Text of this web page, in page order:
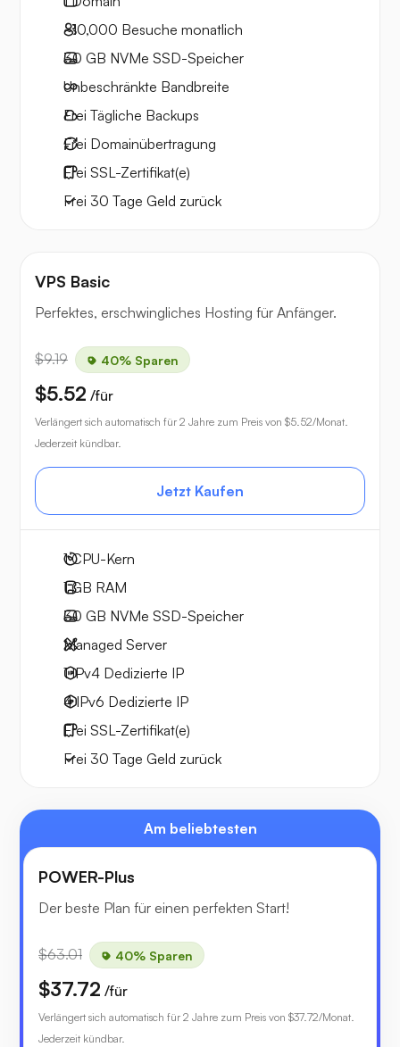
~10,000 Besuche monatlich
30 GB NVMe SSD-Speicher
Unbeschränkte Bandbreite
Frei Tägliche Backups
Frei Domainübertragung
Frei SSL-Zertifikat(e)
Frei 30 Tage Geld zurück
VPS Basic
Perfektes, erschwingliches Hosting für Anfänger.
$9.19 40% Sparen
$5.52 /für
Verlängert sich automatisch für 2 Jahre zum Preis von $5.52/Monat.
Jederzeit kündbar.
Jetzt Kaufen
1CPU-Kern
1 GB RAM
30 GB NVMe SSD-Speicher
Managed Server
1 IPv4 Dedizierte IP
4 IPv6 Dedizierte IP
Frei SSL-Zertifikat(e)
Frei 30 Tage Geld zurück
Am beliebtesten
POWER-Plus
Der beste Plan für einen perfekten Start!
$63.01 40% Sparen
$37.72 /für
Verlängert sich automatisch für 2 Jahre zum Preis von $37.72/Monat.
Jederzeit kündbar.